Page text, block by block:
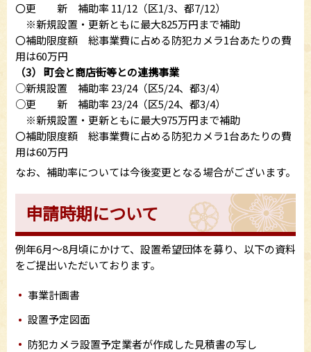
〇更 新 補助率 11/12（区1/3、都7/12）
※新規設置・更新ともに最大825万円まで補助
〇補助限度額 総事業費に占める防犯カメラ1台あたりの費
用は60万円
（3） 町会と商店街等との連携事業
○新規設置 補助率 23/24（区5/24、都3/4）
○更 新 補助率 23/24（区5/24、都3/4）
※新規設置・更新ともに最大975万円まで補助
〇補助限度額 総事業費に占める防犯カメラ1台あたりの費
用は60万円
なお、補助率については今後変更となる場合がございます。
申請時期について
例年6月～8月頃にかけて、設置希望団体を募り、以下の資料
をご提出いただいております。
事業計画書
設置予定図面
防犯カメラ設置予定業者が作成した見積書の写し